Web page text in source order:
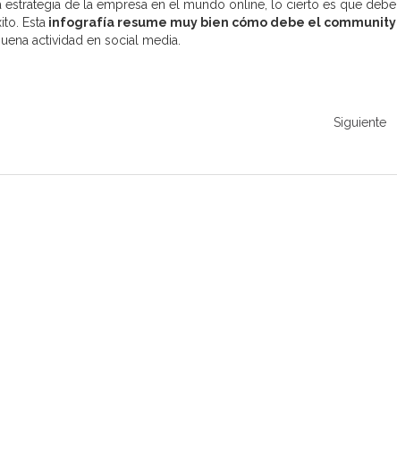
de la empresa en el mundo online, lo cierto es que debe
Esta infografía resume muy bien cómo debe el community
actividad en social media.
Siguiente